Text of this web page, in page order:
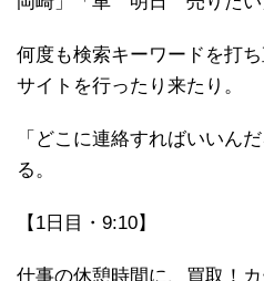
何度も検索キーワードを打
サイトを行ったり来たり。
「どこに連絡すればいいん
る。
【1日目・9:10】
仕事の休憩時間に、買取！